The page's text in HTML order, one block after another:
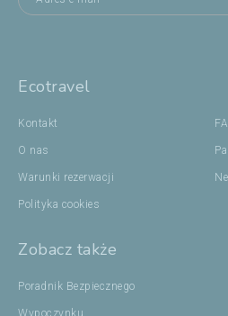
Ecotravel
Kontakt
O nas
Warunki rezerwacji
Polityka cookies
Zobacz także
Poradnik Bezpiecznego
Wypoczynku